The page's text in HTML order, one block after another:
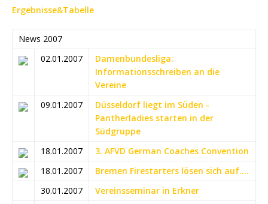
Ergebnisse&Tabelle
News 2007
02.01.2007
Damenbundesliga:
Informationsschreiben an die
Vereine
09.01.2007
Düsseldorf liegt im Süden -
Pantherladies starten in der
Südgruppe
18.01.2007
3. AFVD German Coaches Convention
18.01.2007
Bremen Firestarters lösen sich auf....
30.01.2007
Vereinsseminar in Erkner